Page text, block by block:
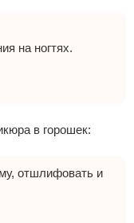
на ногтях.
в горошек:
отшлифовать и